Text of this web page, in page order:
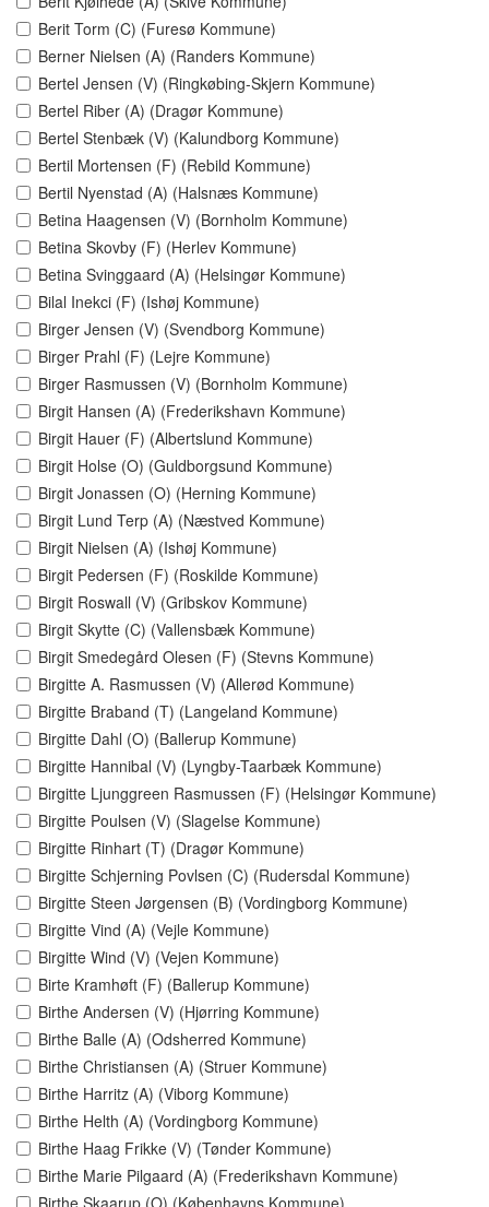
Berit Torm (C) (Furesø Kommune)
Berner Nielsen (A) (Randers Kommune)
Bertel Jensen (V) (Ringkøbing-Skjern Kommune)
Bertel Riber (A) (Dragør Kommune)
Bertel Stenbæk (V) (Kalundborg Kommune)
Bertil Mortensen (F) (Rebild Kommune)
Bertil Nyenstad (A) (Halsnæs Kommune)
Betina Haagensen (V) (Bornholm Kommune)
Betina Skovby (F) (Herlev Kommune)
Betina Svinggaard (A) (Helsingør Kommune)
Bilal Inekci (F) (Ishøj Kommune)
Birger Jensen (V) (Svendborg Kommune)
Birger Prahl (F) (Lejre Kommune)
Birger Rasmussen (V) (Bornholm Kommune)
Birgit Hansen (A) (Frederikshavn Kommune)
Birgit Hauer (F) (Albertslund Kommune)
Birgit Holse (O) (Guldborgsund Kommune)
Birgit Jonassen (O) (Herning Kommune)
Birgit Lund Terp (A) (Næstved Kommune)
Birgit Nielsen (A) (Ishøj Kommune)
Birgit Pedersen (F) (Roskilde Kommune)
Birgit Roswall (V) (Gribskov Kommune)
Birgit Skytte (C) (Vallensbæk Kommune)
Birgit Smedegård Olesen (F) (Stevns Kommune)
Birgitte A. Rasmussen (V) (Allerød Kommune)
Birgitte Braband (T) (Langeland Kommune)
Birgitte Dahl (O) (Ballerup Kommune)
Birgitte Hannibal (V) (Lyngby-Taarbæk Kommune)
Birgitte Ljunggreen Rasmussen (F) (Helsingør Kommune)
Birgitte Poulsen (V) (Slagelse Kommune)
Birgitte Rinhart (T) (Dragør Kommune)
Birgitte Schjerning Povlsen (C) (Rudersdal Kommune)
Birgitte Steen Jørgensen (B) (Vordingborg Kommune)
Birgitte Vind (A) (Vejle Kommune)
Birgitte Wind (V) (Vejen Kommune)
Birte Kramhøft (F) (Ballerup Kommune)
Birthe Andersen (V) (Hjørring Kommune)
Birthe Balle (A) (Odsherred Kommune)
Birthe Christiansen (A) (Struer Kommune)
Birthe Harritz (A) (Viborg Kommune)
Birthe Helth (A) (Vordingborg Kommune)
Birthe Haag Frikke (V) (Tønder Kommune)
Birthe Marie Pilgaard (A) (Frederikshavn Kommune)